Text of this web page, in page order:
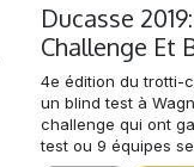
Ducasse
Challenge Et
4e édition du trotti-
un blind test à
challenge qui ont
test ou 9 équipes